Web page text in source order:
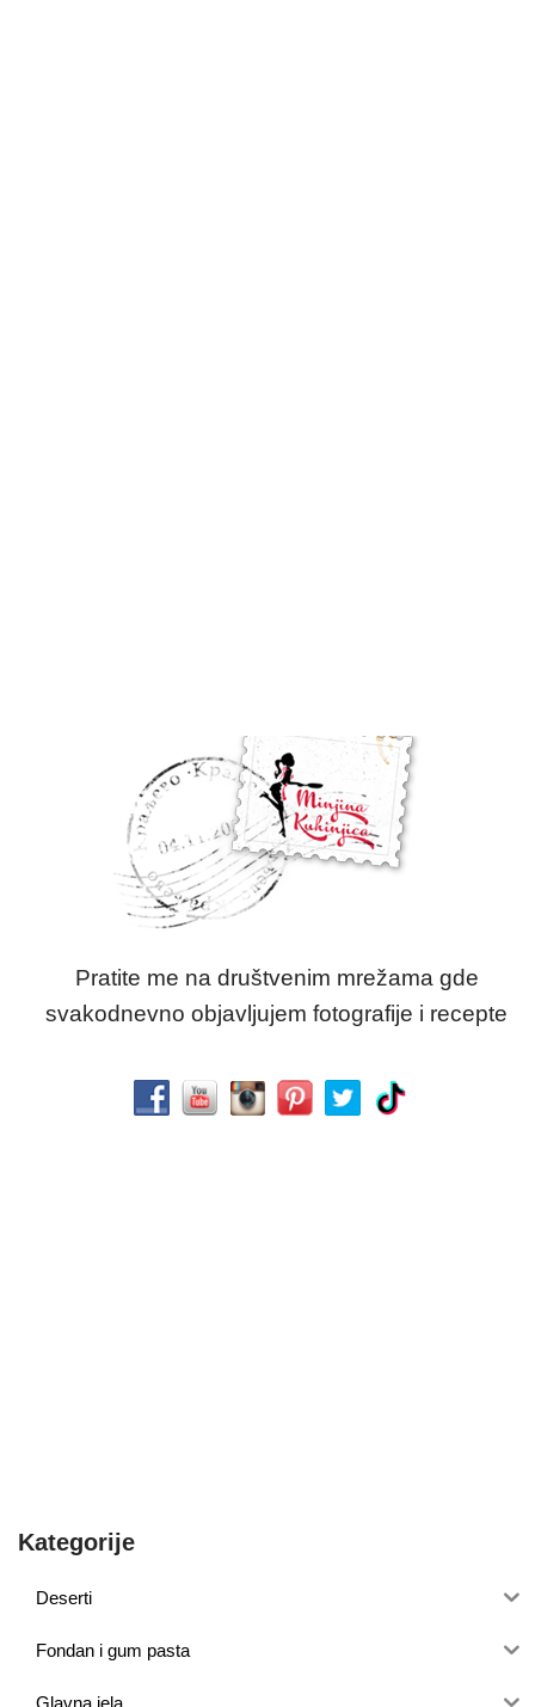
Pratite me na društvenim mrežama gde
svakodnevno objavljujem fotografije i recepte
Kategorije
Deserti
Fondan i gum pasta